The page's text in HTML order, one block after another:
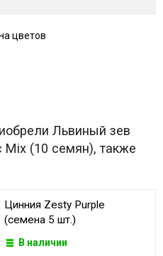
цветов
Львиный зев
(10 семян), также
Цинния Zesty Purple
(семена 5 шт.)
В наличии